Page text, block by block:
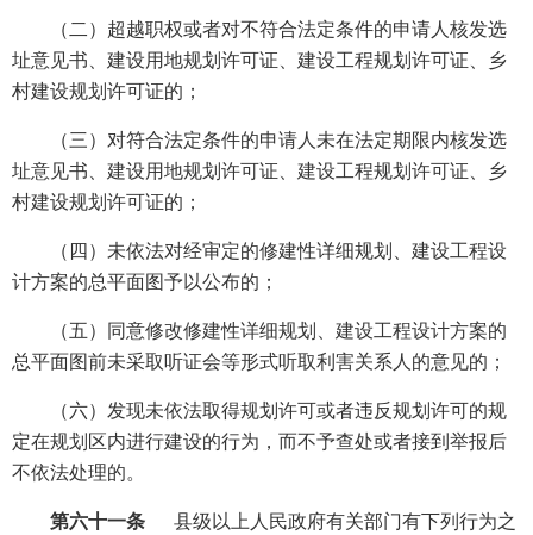
（二）超越职权或者对不符合法定条件的申请人核发选
址意见书、建设用地规划许可证、建设工程规划许可证、乡
村建设规划许可证的；
（三）对符合法定条件的申请人未在法定期限内核发选
址意见书、建设用地规划许可证、建设工程规划许可证、乡
村建设规划许可证的；
（四）未依法对经审定的修建性详细规划、建设工程设
计方案的总平面图予以公布的；
（五）同意修改修建性详细规划、建设工程设计方案的
总平面图前未采取听证会等形式听取利害关系人的意见的；
（六）发现未依法取得规划许可或者违反规划许可的规
定在规划区内进行建设的行为，而不予查处或者接到举报后
不依法处理的。
第六十一条
县级以上人民政府有关部门有下列行为之